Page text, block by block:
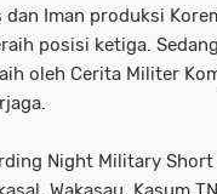
dan Iman produksi
posisi ketiga.
oleh Cerita Militer
Night Military